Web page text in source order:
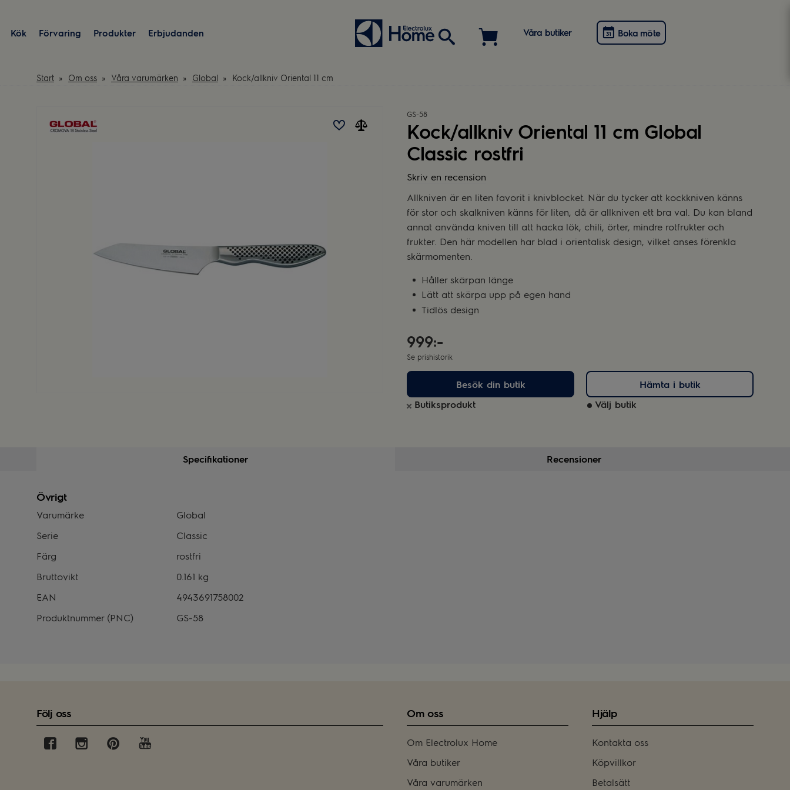
Kök Förvaring Produkter Erbjudanden Våra butiker Boka möte
Start Om oss Våra varumärken Global Kock/allkniv Oriental 11 cm
GS-58
Kock/allkniv Oriental 11 cm Global
Classic rostfri
Skriv en recension
Allkniven är en liten favorit i knivblocket. När du tycker att kockkniven känns
för stor och skalkniven känns för liten, då är allkniven ett bra val. Du kan bland
annat använda kniven till att hacka lök, chili, örter, mindre rotfrukter och
frukter. Den här modellen har blad i orientalisk design, vilket anses förenkla
skärmomenten.
Håller skärpan länge
Lätt att skärpa upp på egen hand
Tidlös design
999:-
Se prishistorik
Besök din butik
Butiksprodukt
Hämta i butik
Välj butik
Specifikationer Recensioner
Övrigt
Varumärke
Global
Serie
Classic
Färg
rostfri
Bruttovikt
0.161 kg
EAN
4943691758002
Produktnummer (PNC)
GS-58
Följ oss Om oss
Om Electrolux Home
Våra butiker
Våra varumärken
Hjälp
Kontakta oss
Köpvillkor
Betalsätt